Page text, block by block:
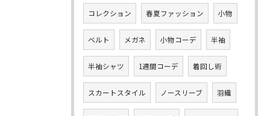
コレクション 春夏ファッション 小物
ベルト メガネ 小物コーデ 半袖
半袖シャツ 1週間コーデ 着回し術
スカートスタイル ノースリーブ 羽織